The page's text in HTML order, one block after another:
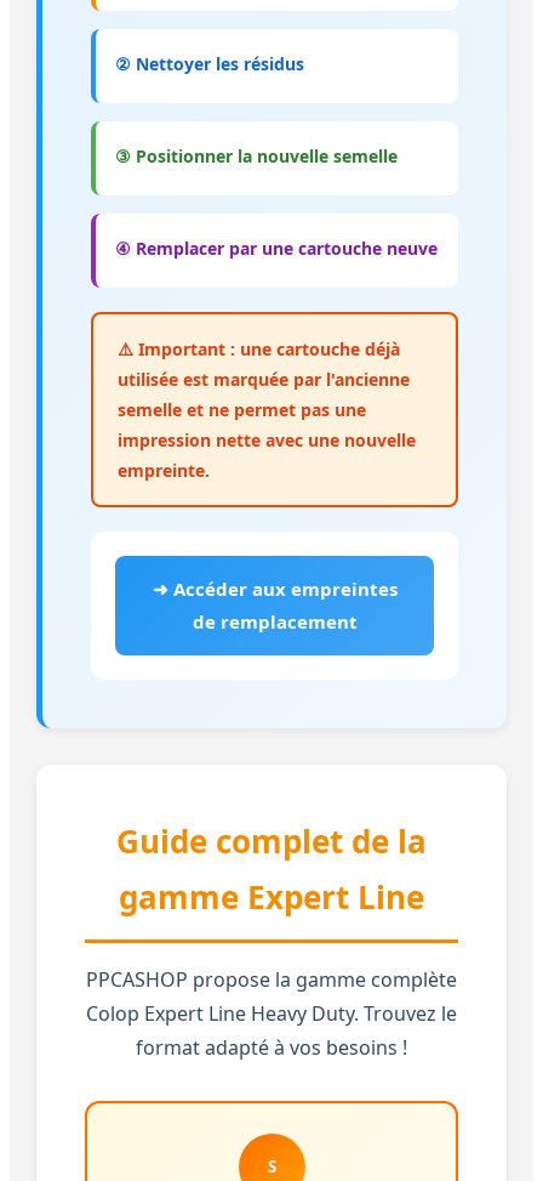
② Nettoyer les résidus
③ Positionner la nouvelle semelle
④ Remplacer par une cartouche neuve
⚠️ Important : une cartouche déjà
utilisée est marquée par l'ancienne
semelle et ne permet pas une
impression nette avec une nouvelle
empreinte.
➜ Accéder aux empreintes
de remplacement
Guide complet de la
gamme Expert Line
PPCASHOP propose la gamme complète
Colop Expert Line Heavy Duty. Trouvez le
format adapté à vos besoins !
S